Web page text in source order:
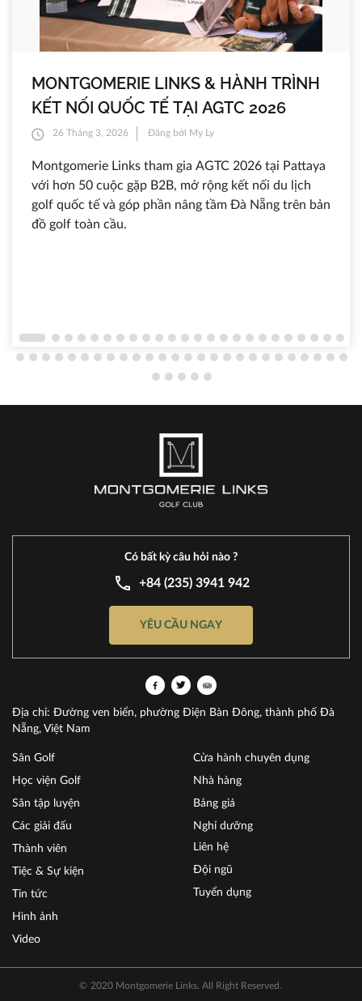
MONTGOMERIE LINKS & HÀNH TRÌNH
KẾT NỐI QUỐC TẾ TẠI AGTC 2026
26 Tháng 3, 2026 Đăng bởi My Ly
Montgomerie Links tham gia AGTC 2026 tại Pattaya
với hơn 50 cuộc gặp B2B, mở rộng kết nối du lịch
golf quốc tế và góp phần nâng tầm Đà Nẵng trên bản
đồ golf toàn cầu.
Có bất kỳ câu hỏi nào ?
+84 (235) 3941 942
YÊU CẦU NGAY
Địa chỉ: Đường ven biển, phường Điện Bàn Đông, thành phố Đà
Nẵng, Việt Nam
Sân Golf
Học viện Golf
Sân tập luyện
Các giải đấu
Thành viên
Cửa hành chuyên dụng
Nhà hàng
Bảng giá
Nghỉ dưỡng
Tiệc & Sự kiện
Tin tức
Hình ảnh
Video
Liên hệ
Đội ngũ
Tuyển dụng
© 2020 Montgomerie Links. All Right Reserved.